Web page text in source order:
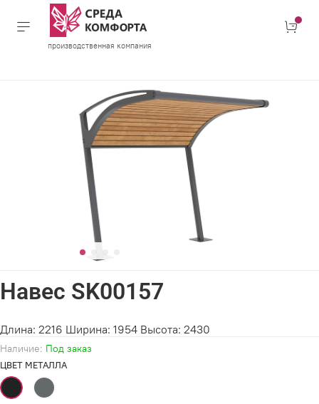
производственная компания
Наличие: Под заказ
Навес SK00157
ЦВЕТ МЕТАЛЛА
Длина: 2216 Ширина: 1954 Высота: 2430